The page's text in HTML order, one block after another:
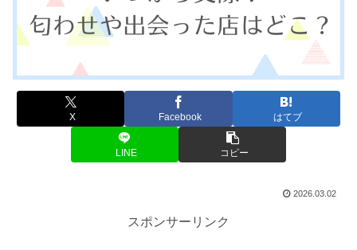
X Facebook はてブ
LINE コピー
2026.03.02
スポンサーリンク